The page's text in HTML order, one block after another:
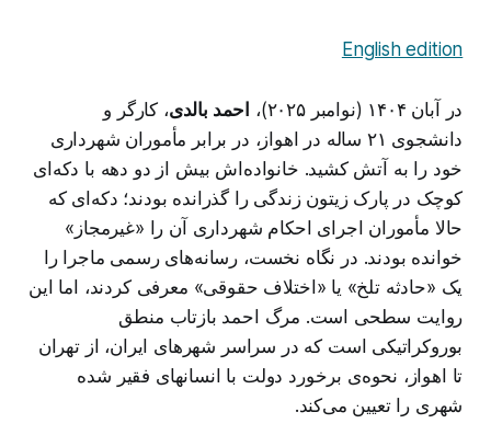
English edition
در آبان ۱۴۰۴ (نوامبر ۲۰۲۵)، احمد بالدی، کارگر و
دانشجوی ۲۱ ساله در اهواز، در برابر مأموران شهرداری
خود را به آتش کشید. خانواده‌اش بیش از دو دهه با دکه‌ای
کوچک در پارک زیتون زندگی را گذرانده بودند؛ دکه‌ای که
حالا مأموران اجرای احکام شهرداری آن را «غیرمجاز»
خوانده بودند. در نگاه نخست، رسانه‌های رسمی ماجرا را
یک «حادثه تلخ» یا «اختلاف حقوقی» معرفی کردند، اما این
روایت سطحی است. مرگ احمد بازتاب منطق
بوروکراتیکی است که در سراسر شهرهای ایران، از تهران
تا اهواز، نحوه‌ی برخورد دولت با انسانهای فقیر شده
شهری را تعیین می‌کند.